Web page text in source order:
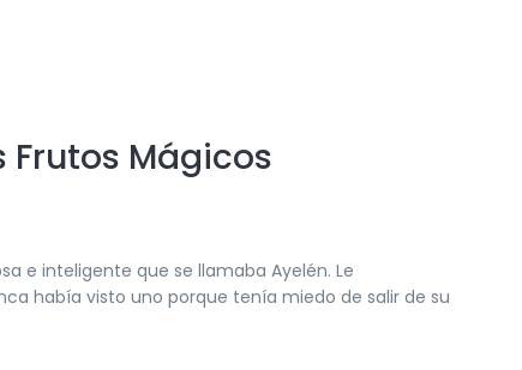
Frutos Mágicos
e inteligente que se llamaba Ayelén. Le
había visto uno porque tenía miedo de salir de su